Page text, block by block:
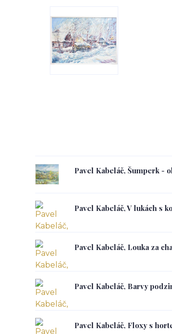
Pavel Kabeláč, Šumperk -
Pavel Kabeláč, V lukách s
Pavel Kabeláč, Louka za
Pavel Kabeláč, Barvy
Pavel Kabeláč, Floxy s